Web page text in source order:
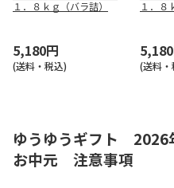
１．８ｋｇ（バラ詰）
5,180円
(送料・税込)
１．８
(送料・
ゆうゆうギフト 2026
お中元 注意事項